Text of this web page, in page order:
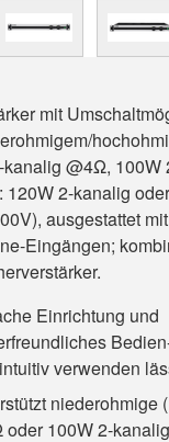
mit
kanalig @4Ω, 100W
2-kanalig
ausgestattet
Eingängen;
Einrichtung und
verwenden
niederohmige
oder 100W 2-